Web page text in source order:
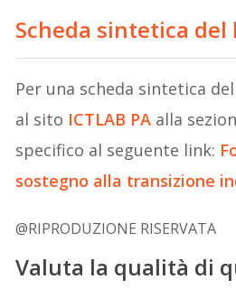
Scheda sintetica del
Per una scheda sintetica
al sito ICTLAB PA alla
specifico al seguente link:
sostegno alla transizione
@RIPRODUZIONE RISERVATA
Valuta la qualità di